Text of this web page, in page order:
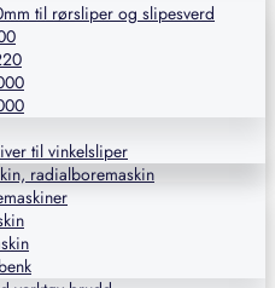
til rørsliper og slipesverd
til vinkelsliper
radialboremaskin